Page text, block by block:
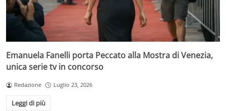
Emanuela Fanelli porta Peccato alla Mostra di Venezia,
unica serie tv in concorso
Redazione Luglio 23, 2026
Leggi di più